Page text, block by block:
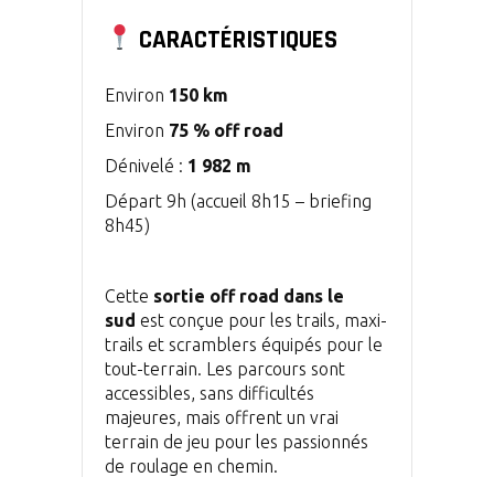
CARACTÉRISTIQUES
Environ 150 km
Environ 75 % off road
Dénivelé : 1 982 m
Départ 9h (accueil 8h15 – briefing
8h45)
Cette sortie off road dans le
sud est conçue pour les trails, maxi-
trails et scramblers équipés pour le
tout-terrain. Les parcours sont
accessibles, sans difficultés
majeures, mais offrent un vrai
terrain de jeu pour les passionnés
de roulage en chemin.